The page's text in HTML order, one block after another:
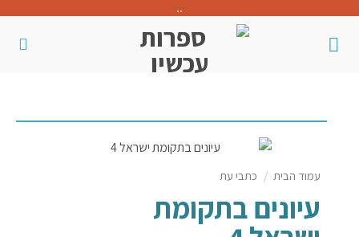
..
עמוד הבית / כתבי עת
עיונים בתקומת